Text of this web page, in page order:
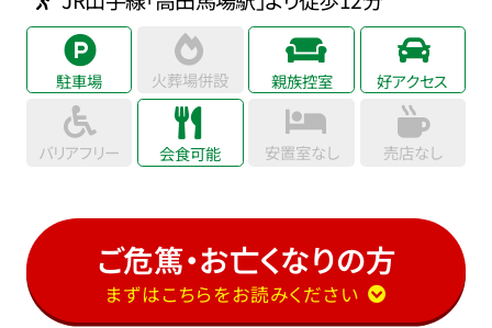
駐車場 火葬場併設 親族控室 好アクセス
バリアフリー 会食可能 安置室なし 売店なし
ご危篤・お亡くなりの方
まずはこちらをお読みください